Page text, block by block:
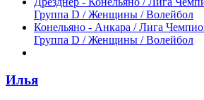
Группа D / Женщины / Волейбол
Конельяно - Анкара / Лига
Группа D / Женщины / Волейбол
Илья